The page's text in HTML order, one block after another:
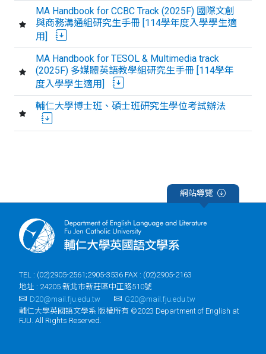
MA Handbook for CCBC Track (2025F) 國際文創
與商務溝通組研究生手冊 [114學年度入學學生適
用]
MA Handbook for TESOL & Multimedia track
(2025F) 多媒體英語教學組研究生手冊 [114學年
度入學學生適用]
輔仁大學博士班、碩士班研究生學位考試辦法
網站導覽
TEL : (02)2905-2561;2905-3536 FAX : (02)2905-2163
地址 : 24205 新北市新莊區中正路510號
D20@mail.fju.edu.tw
G20@mail.fju.edu.tw
輔仁大學英國語文學系 版權所有 ©2023 Department of English at
FJU. All Rights Reserved.